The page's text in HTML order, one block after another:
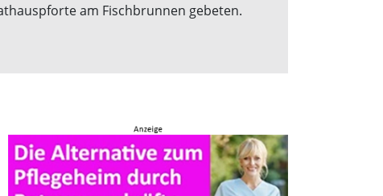
am Fischbrunnen gebeten.